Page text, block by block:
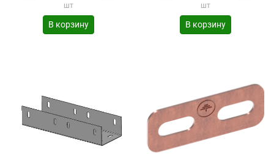
шт
В корзину
шт
В корзину